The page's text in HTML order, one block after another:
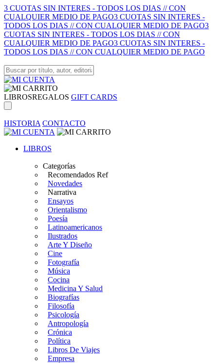
3 CUOTAS SIN INTERES - TODOS LOS DIAS // CON
CUALQUIER MEDIO DE PAGO3 CUOTAS SIN INTERES -
TODOS LOS DIAS // CON CUALQUIER MEDIO DE PAGO3
CUOTAS SIN INTERES - TODOS LOS DIAS // CON
CUALQUIER MEDIO DE PAGO3 CUOTAS SIN INTERES -
TODOS LOS DIAS // CON CUALQUIER MEDIO DE PAGO
LIBROSREGALOS GIFT CARDS
HISTORIA CONTACTO
LIBROS
Categorías
Recomendados Ref
Novedades
Narrativa
Ensayos
Orientalismo
Poesía
Latinoamericanos
Ilustrados
Arte Y Diseño
Cine
Fotografía
Música
Cocina
Medicina Y Salud
Biografías
Filosofía
Psicología
Antropología
Crónica
Política
Libros De Viajes
Empresa